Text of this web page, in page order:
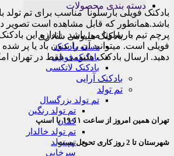
دسته بندی محصولات
بادکنک هلیومی شادزی
دسته بادکنک
بادکنک فویلی
بادکنک لاتکسی
بادکنک آرایی
تم تولد
تم تولد بزرگسال
تم تولد رنگین
کمان
تم تولد خالدار
تم تولد
سرخابی
بادکنک فویلی بارسلونا مناسب برای تم تولد
باشد.همانطور که قابل مشاهده است تصویر
فویلی است. میتوانید آن را بدون باد یا پر
دهید. ارسال بادکنک هلیومی فقط در تهران
تهران همین امروز از ساعت ۱۱-۱۹ با اسنپ
شهرستان تا 2 روز کاری تحویل پست